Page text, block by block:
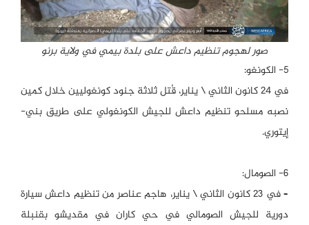
صور لهجوم تنظيم داعش على بلدة بيمي في ولاية برنو
5- الكونغو:
في 24 كانون الثاني \ يناير، قُتل ثلاثة جنود كونغوليين خلال كمين
نصبه مسلحو تنظيم داعش للجيش الكونغولي على طريق بني-
إيتوري.
6- الصومال:
– في 23 كانون الثاني \ يناير، هاجم عناصر من تنظيم داعش سيارة
دورية للجيش الصومالي في حي كاران في مقديشو بقنبلة